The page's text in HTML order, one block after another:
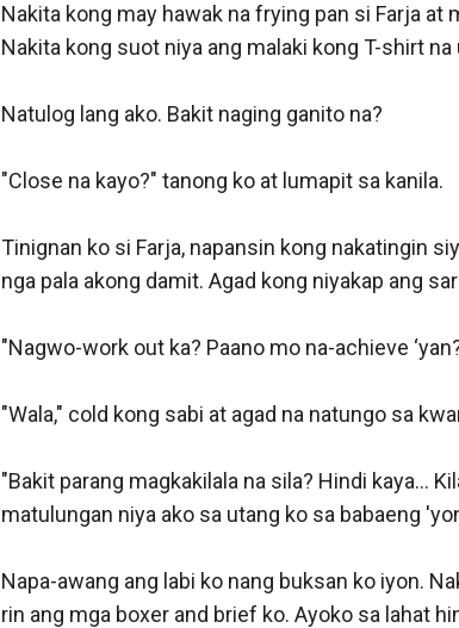
Nakita kong may hawak na frying pan si Farja at
Nakita kong suot niya ang malaki kong T-shirt
Natulog lang ako. Bakit naging ganito na?
"Close na kayo?" tanong ko at lumapit sa kanila.
Tinignan ko si Farja, napansin kong nakatingin
nga pala akong damit. Agad kong niyakap ang
"Nagwo-work out ka? Paano mo na-achieve
"Wala," cold kong sabi at agad na natungo sa
"Bakit parang magkakilala na sila? Hindi kaya…
matulungan niya ako sa utang ko sa babaeng
Napa-awang ang labi ko nang buksan ko iyon.
rin ang mga boxer and brief ko. Ayoko sa lahat